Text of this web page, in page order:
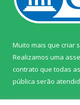
Muito mais que criar
Realizamos uma
contrato que todas
pública serão